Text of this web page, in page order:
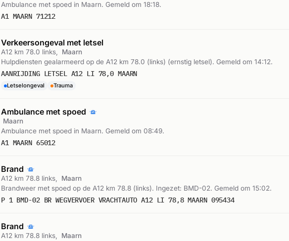
Ambulance met spoed in Maarn. Gemeld om 18:18.
A1 MAARN 71212
Verkeersongeval met letsel
A12 km 78.0 links,
Maarn
Hulpdiensten gealarmeerd op de A12 km 78.0 (links) (ernstig letsel). Gemeld om 14:12.
AANRIJDING LETSEL A12 LI 78,0 MAARN
Letselongeval Trauma
Ambulance met spoed
Maarn
Ambulance met spoed in Maarn. Gemeld om 08:49.
A1 MAARN 65012
Brand
A12 km 78.8 links,
Maarn
Brandweer met spoed op de A12 km 78.8 (links). Ingezet: BMD-02. Gemeld om 15:02.
P 1 BMD-02 BR WEGVERVOER VRACHTAUTO A12 LI 78,8 MAARN 095434
Brand
A12 km 78.8 links,
Maarn